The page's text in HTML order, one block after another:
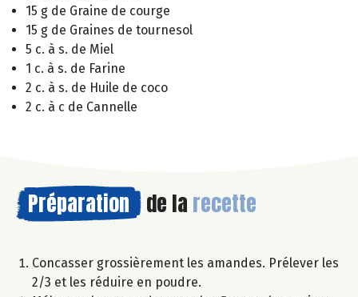
15 g de Graine de courge
15 g de Graines de tournesol
5 c. à s. de Miel
1 c. à s. de Farine
2 c. à s. de Huile de coco
2 c. à c de Cannelle
Préparation de la recette
Concasser grossièrement les amandes. Prélever les
2/3 et les réduire en poudre.